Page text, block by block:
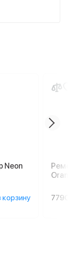
Neon
корзину